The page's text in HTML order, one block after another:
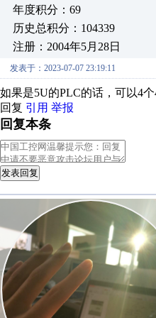
年度积分：69
历史总积分：104339
注册：2004年5月28日
发表于：2023-07-07 23:19:11
如果是5U的PLC的话，可以4
回复 引用 举报
回复本条
发表回复